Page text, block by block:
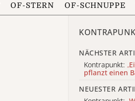
OF-STERN OF-SCHNUPPE
NÄCHSTER
Kontrapunkt: „
pflanzt einen
NEUESTER